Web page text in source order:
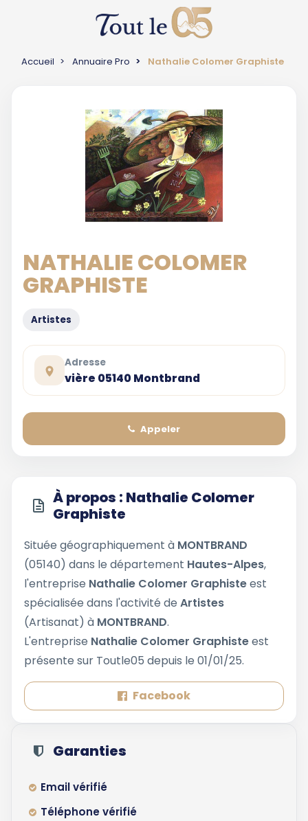
Accueil Annuaire Pro Nathalie Colomer Graphiste
NATHALIE COLOMER
GRAPHISTE
Artistes
Adresse
vière 05140 Montbrand
Appeler
À propos : Nathalie Colomer
Graphiste
Située géographiquement à MONTBRAND
(05140) dans le département Hautes-Alpes,
l'entreprise Nathalie Colomer Graphisteest
spécialisée dans l'activité de Artistes
(Artisanat) à MONTBRAND.
L'entreprise Nathalie Colomer Graphisteest
présente sur Toutle05 depuis le 01/01/25.
Facebook
Garanties
Email vérifié
Téléphone vérifié